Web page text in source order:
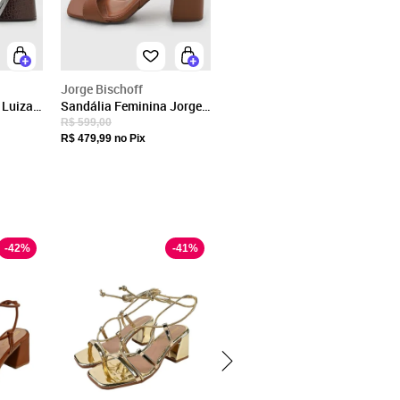
Jorge Bischoff
Sandália Feminina Jorge
Bischoff Couro Salto
Bloco Marrom
R$ 599,00
R$ 479,99 no Pix
-42% -41%